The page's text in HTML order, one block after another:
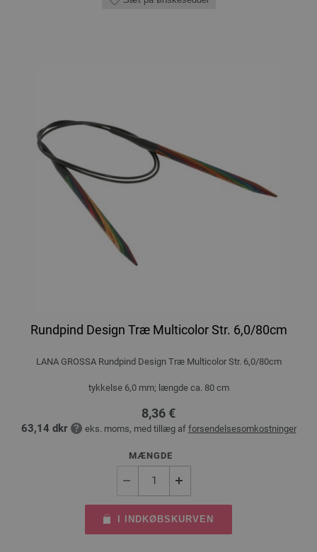
Rundpind Design Træ Multicolor Str. 6,0/80cm
LANA GROSSA Rundpind Design Træ Multicolor Str. 6,0/80cm
tykkelse 6,0 mm; længde ca. 80 cm
8,36 €
63,14 dkr eks. moms, med tillæg af forsendelsesomkostninger
MÆNGDE
I INDKØBSKURVEN